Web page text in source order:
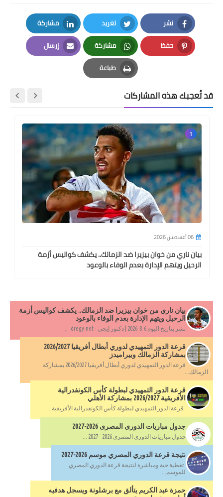
نشر
Facebook
تغريد
Twitter
مشاركة
LinkedIn
حفظ
Pinterest
مشاركة
Whatsapp
إرسال
Email
طباعة
Print
قد تُعجبك هذه المشاركات
1
06 أغسطس 2026
بيان ناري من خوان بيزيرا ضد الزمالك.. يكشف كواليس أزمة
الرحيل ويتهم الإدارة بعدم الوفاء بالوعود
بيان ناري من خوان بيزيرا ضد الزمالك.. يكشف كواليس أزمة
الرحيل ويتهم الإدارة بعدم الوفاء بالوعود
نشر بتاريخ اليوم 6-8-2026 | دكتور إيجي - dregy.net ...
قرعة الدور التمهيدي لدوري أبطال أفريقيا 2026/2027
بمشاركة الزمالك وبيراميدز
قرعة الدور التمهيدي لدوري أبطال أفريقيا 2026/2027 بمشاركة
الزمالك...
قرعة الدور التمهيدي لبطولة كأس الكونفدرالية
الأفريقية 2026/2027 بمشاركة الأهلي
قرعة الدور التمهيدي لبطولة كأس الكونفدرالية الأفريقية...
جدول مباريات الدورى المصرى 2026-2027
جدول مباريات الدورى المصرى 2026 - 2027 ...
نتيجة قرعة الدوري المصري موسم 2026-2027
تغطية حية ومباشرة لنتيجة قرعة الدوري المصري
للموسم...
حمزة عبد الكريم يتألق مع برشلونة ويسجل هدفيه